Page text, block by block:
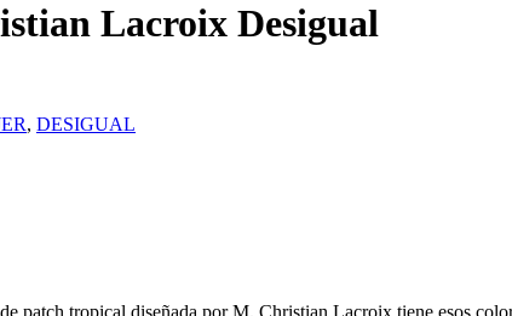
Lacroix Desigual
, DESIGUAL
patch tropical diseñada por M. Christian Lacroix tiene esos